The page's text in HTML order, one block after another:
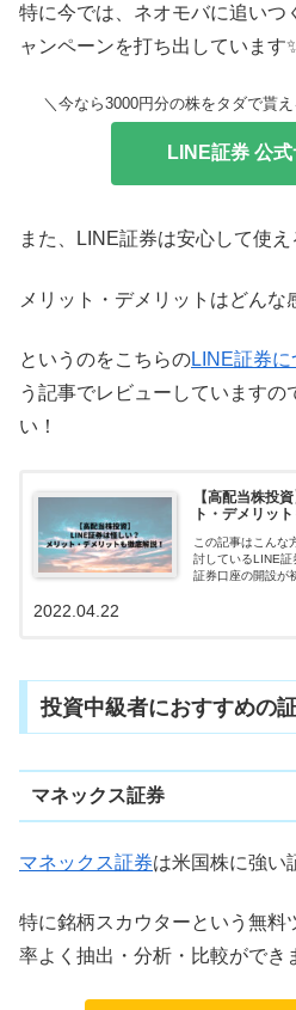
特に今では、ネオモバに追いつ
ャンペーンを打ち出しています
＼今なら3000円分の株をタダで貰
LINE証券 公
また、LINE証券は安心して使
メリット・デメリットはどんな
というのをこちらのLINE証券に
う記事でレビューしていますの
い！
【高配当株投
ト・デメリッ
この記事はこんな
討しているLINE証
証券口座の開設が
2022.04.22
投資中級者におすすめの
マネックス証券
マネックス証券は米国株に強い
特に銘柄スカウターという無料
率よく抽出・分析・比較ができ